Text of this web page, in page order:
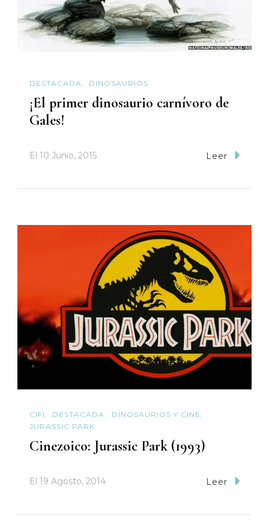
DESTACADA DINOSAURIOS
¡El primer dinosaurio carnívoro de
Gales!
El 10 Junio, 2015 Leer
CIFI DESTACADA
DINOSAURIOS Y CINE
JURASSIC PARK
Cinezoico: Jurassic Park (1993)
El 19 Agosto, 2014 Leer